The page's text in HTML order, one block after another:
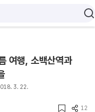
여행, 소백산역과
3. 22.
12